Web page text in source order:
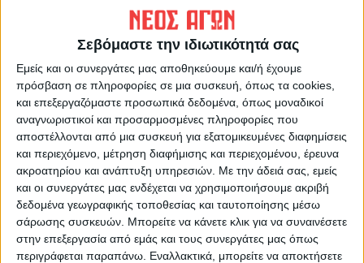
Σεβόμαστε την ιδιωτικότητά σας
Εμείς και οι συνεργάτες μας αποθηκεύουμε και/ή έχουμε
πρόσβαση σε πληροφορίες σε μια συσκευή, όπως τα cookies,
και επεξεργαζόμαστε προσωπικά δεδομένα, όπως μοναδικοί
αναγνωριστικοί και προσαρμοσμένες πληροφορίες που
αποστέλλονται από μια συσκευή για εξατομικευμένες διαφημίσεις
και περιεχόμενο, μέτρηση διαφήμισης και περιεχομένου, έρευνα
ακροατηρίου και ανάπτυξη υπηρεσιών. Με την άδειά σας, εμείς
και οι συνεργάτες μας ενδέχεται να χρησιμοποιήσουμε ακριβή
δεδομένα γεωγραφικής τοποθεσίας και ταυτοποίησης μέσω
σάρωσης συσκευών. Μπορείτε να κάνετε κλικ για να συναινέσετε
στην επεξεργασία από εμάς και τους συνεργάτες μας όπως
περιγράφεται παραπάνω. Εναλλακτικά, μπορείτε να αποκτήσετε
Ο Πρόεδρος της Ομοσπονδίας κ. Κώστας
Τζέλλας υπογράμμισε ότι πολλοί αγρότες
έχουν αναγκαστεί να προχωρήσουν σε
επανασπορές. Πρόσθεσε ότι είναι διάφορες
οι αιτίες που συνέβαλαν στο να μην
φυτρώσουν τα βαμβακόφυτα. «Σίγουρα
έπαιξαν ρόλο οι μεγάλες καταστροφές από
τις πλημμύρες του Σεπτεμβρίου, πιθανόν να
έχουν αλλοιωθεί ή διαβρωθεί από ουσίες τα
χώματα» είπε και προσέθεσε ότι
προκύπτουν ερωτήματα για την προέλευση
των σπόρων αλλά και για τους ελέγχους από